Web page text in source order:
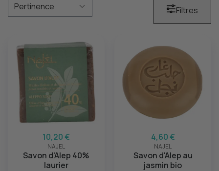
Filtres
10,20 €
NAJEL
Savon d'Alep 40%
laurier
4,60 €
NAJEL
Savon d'Alep au
jasmin bio